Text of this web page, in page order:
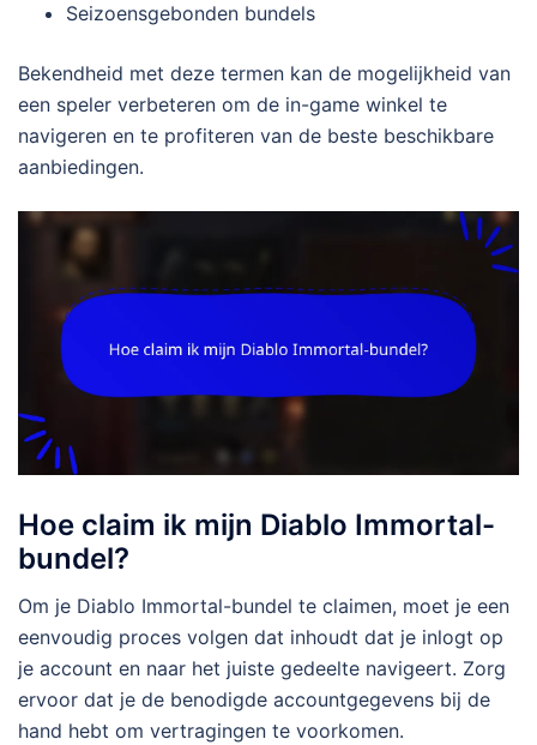
Seizoensgebonden bundels
Bekendheid met deze termen kan de mogelijkheid van
een speler verbeteren om de in-game winkel te
navigeren en te profiteren van de beste beschikbare
aanbiedingen.
Hoe claim ik mijn Diablo Immortal-
bundel?
Om je Diablo Immortal-bundel te claimen, moet je een
eenvoudig proces volgen dat inhoudt dat je inlogt op
je account en naar het juiste gedeelte navigeert. Zorg
ervoor dat je de benodigde accountgegevens bij de
hand hebt om vertragingen te voorkomen.